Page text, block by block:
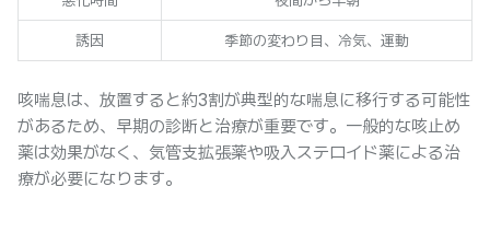
誘因 季節の変わり目、冷気、運動
咳喘息は、放置すると約3割が典型的な喘息に移行する可能性
があるため、早期の診断と治療が重要です。一般的な咳止め
薬は効果がなく、気管支拡張薬や吸入ステロイド薬による治
療が必要になります。